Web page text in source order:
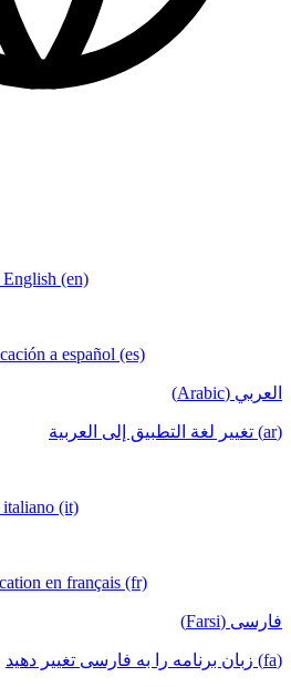
English (en)
a español (es)
العربي (Arabic)
(ar) تغيير لغة التطبيق إلى العربية
(it)
en français (fr)
فارسی (Farsi)
(fa) زبان برنامه را به فارسی تغییر دهید